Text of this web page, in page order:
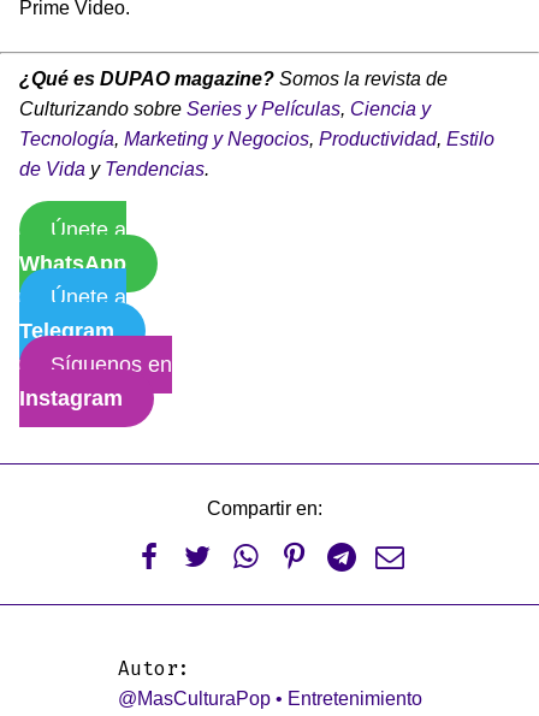
Prime Video.
¿Qué es DUPAO magazine? Somos la revista de
Culturizando sobre Series y Películas, Ciencia y
Tecnología, Marketing y Negocios, Productividad, Estilo
de Vida y Tendencias.
Únete a
WhatsApp
Únete a
Telegram
Síguenos en
Instagram
Compartir en:
     
Autor:
@MasCulturaPop • Entretenimiento